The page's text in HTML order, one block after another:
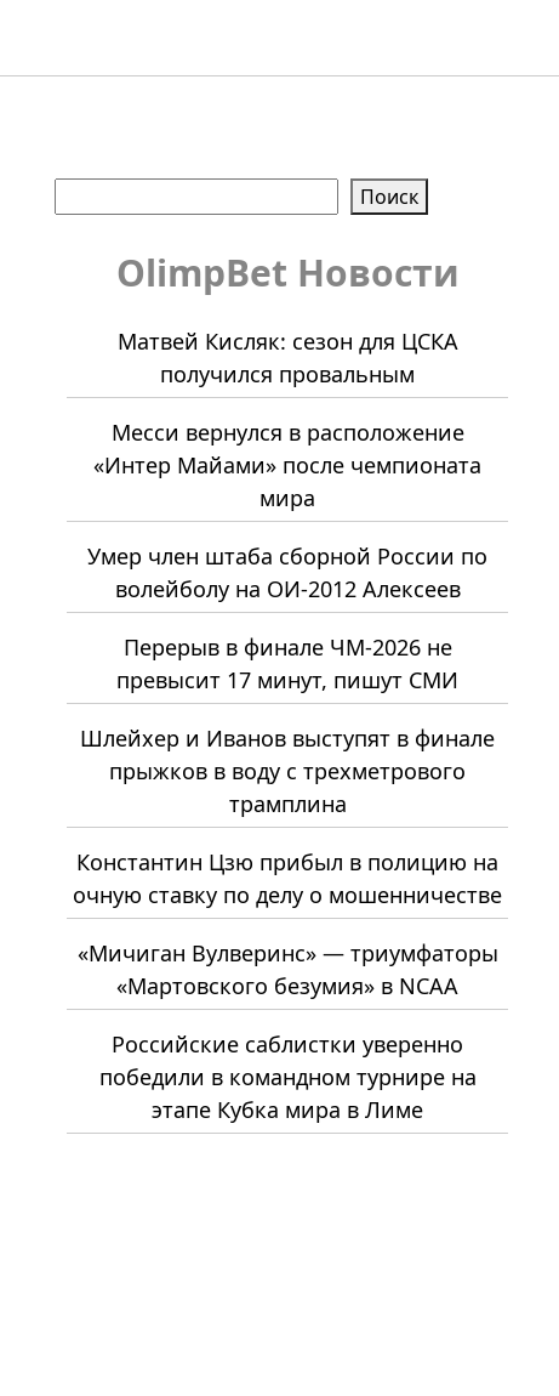
Поиск
OlimpBet Новости
Матвей Кисляк: сезон для ЦСКА
получился провальным
Месси вернулся в расположение
«Интер Майами» после чемпионата
мира
Умер член штаба сборной России по
волейболу на ОИ-2012 Алексеев
Перерыв в финале ЧМ-2026 не
превысит 17 минут, пишут СМИ
Шлейхер и Иванов выступят в финале
прыжков в воду с трехметрового
трамплина
Константин Цзю прибыл в полицию на
очную ставку по делу о мошенничестве
«Мичиган Вулверинс» — триумфаторы
«Мартовского безумия» в NCAA
Российские саблистки уверенно
победили в командном турнире на
этапе Кубка мира в Лиме